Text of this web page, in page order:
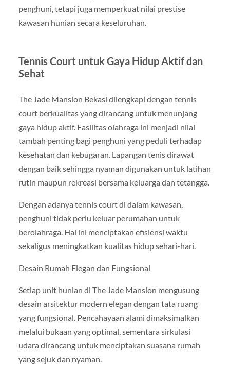
penghuni, tetapi juga memperkuat nilai prestise
kawasan hunian secara keseluruhan.
Tennis Court untuk Gaya Hidup Aktif dan
Sehat
The Jade Mansion Bekasi dilengkapi dengan tennis
court berkualitas yang dirancang untuk menunjang
gaya hidup aktif. Fasilitas olahraga ini menjadi nilai
tambah penting bagi penghuni yang peduli terhadap
kesehatan dan kebugaran. Lapangan tenis dirawat
dengan baik sehingga nyaman digunakan untuk latihan
rutin maupun rekreasi bersama keluarga dan tetangga.
Dengan adanya tennis court di dalam kawasan,
penghuni tidak perlu keluar perumahan untuk
berolahraga. Hal ini menciptakan efisiensi waktu
sekaligus meningkatkan kualitas hidup sehari-hari.
Desain Rumah Elegan dan Fungsional
Setiap unit hunian di The Jade Mansion mengusung
desain arsitektur modern elegan dengan tata ruang
yang fungsional. Pencahayaan alami dimaksimalkan
melalui bukaan yang optimal, sementara sirkulasi
udara dirancang untuk menciptakan suasana rumah
yang sejuk dan nyaman.